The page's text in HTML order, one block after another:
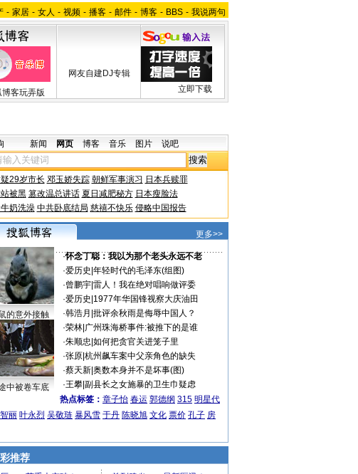
- 家居 - 女人 - 视频 - 播客 - 邮件 - 博客 - BBS - 我说两句
博客玩弄版
网友自建DJ专辑
立即下载
新闻 网页 博客 音乐 图片 说吧
29岁市长 邓玉娇失踪 朝鲜军事演习 日本兵赎罪
被黑 篡改温总讲话 夏日减肥秘方 日本瘦脸法
奶洗澡 中共卧底结局 慈禧不快乐 侵略中国报告
更多>>
的意外接触
中被卷车底
·怀念丁聪：我以为那个老头永远不老
·爱历史 年轻时代的毛泽东(组图)
·曾鹏宇| 雷人！我在绝对唱响做评委
·爱历史 1977年华国锋视察大庆油田
·韩浩月 批评余秋雨是侮辱中国人？
·荣林| 广州珠海桥事件:被推下的是谁
·朱顺忠 如何把贪官关进笼子里
·张原| 杭州飙车案中父亲角色的缺失
·蔡天新| 奥数本身并不是坏事(图)
·王攀| 副县长之女施暴的卫生巾疑虑
热点标签： 章子怡 春运 郭德纲 315 明星代
丽 叶永烈 吴敬琏 暴风雪 于丹 陈晓旭 文化 票价 孔子 房
推荐